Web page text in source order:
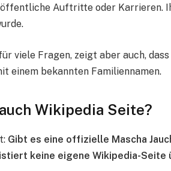
Auftritte oder Karrieren.
viele Fragen, zeigt aber auch,
einem bekannten Familiennamen.
Wikipedia Seite?
Gibt es eine offizielle Mascha
keine eigene Wikipedia-Seite